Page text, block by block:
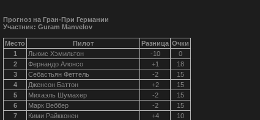
Прогноз на Гран-При Германии
Участник: Guram Manvelov
Место Пилот Разница Очки
1
Льюис Хэмильтон -10
0
2
Фернандо Алонсо +1
18
3
Себастьян Феттель -2
15
4
Дженсон Баттон +2
15
5
Михаэль Шумахер -2
15
6
Марк Веббер -2
15
7
Кими Райкконен +4
10